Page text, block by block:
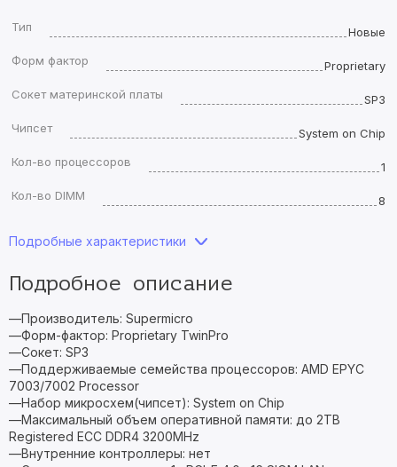
Тип
Новые
Форм фактор
Proprietary
Сокет материнской платы
SP3
Чипсет
System on Chip
Кол-во процессоров
1
Кол-во DIMM
8
Подробные характеристики
Подробное описание
—Производитель: Supermicro
—Форм-фактор: Proprietary TwinPro
—Сокет: SP3
—Поддерживаемые семейства процессоров: AMD EPYC
7003/7002 Processor
—Набор микросхем(чипсет): System on Chip
—Максимальный объем оперативной памяти: до 2TB
Registered ECC DDR4 3200MHz
—Внутренние контроллеры: нет